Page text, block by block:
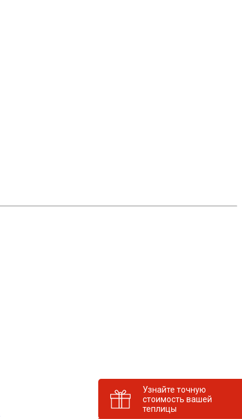
Узнайте точную
стоимость вашей
теплицы